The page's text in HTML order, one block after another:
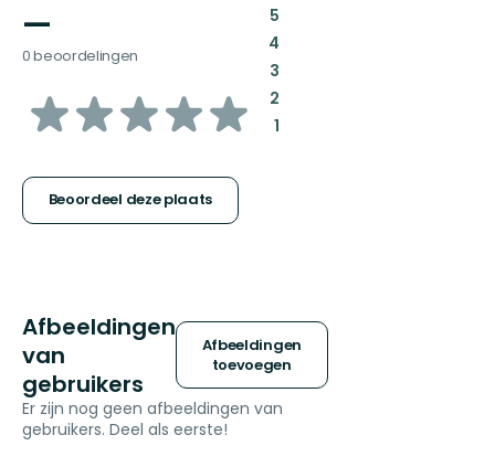
—
0 beoordelingen
van
sterren
Beoordeel deze plaats
5:
4:
3:
2:
1:
Afbeeldingen
van
gebruikers
Afbeeldingen
toevoegen
Er zijn nog geen afbeeldingen van
gebruikers. Deel als eerste!